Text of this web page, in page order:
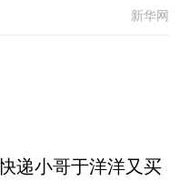
新华网
递小哥于洋洋又买